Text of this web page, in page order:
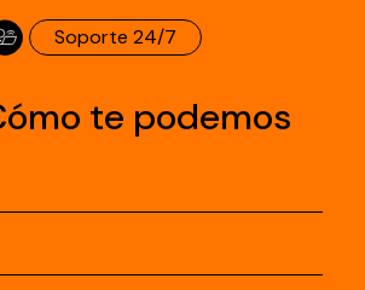
Soporte 24/7
te podemos